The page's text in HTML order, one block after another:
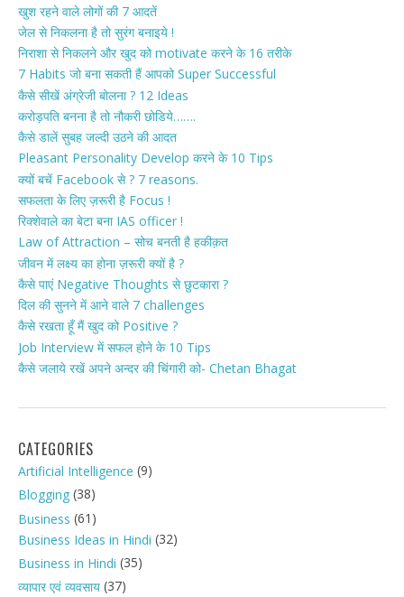
खुश रहने वाले लोगों की 7 आदतें
जेल से निकलना है तो सुरंग बनाइये !
निराशा से निकलने और खुद को motivate करने के 16 तरीके
7 Habits जो बना सकती हैं आपको Super Successful
कैसे सीखें अंग्रेजी बोलना ? 12 Ideas
करोड़पति बनना है तो नौकरी छोडिये…….
कैसे डालें सुबह जल्दी उठने की आदत
Pleasant Personality Develop करने के 10 Tips
क्यों बचें Facebook से ? 7 reasons.
सफलता के लिए ज़रूरी है Focus !
रिक्शेवाले का बेटा बना IAS officer !
Law of Attraction – सोच बनती है हकीक़त
जीवन में लक्ष्य का होना ज़रूरी क्यों है ?
कैसे पाएं Negative Thoughts से छुटकारा ?
दिल की सुनने में आने वाले 7 challenges
कैसे रखता हूँ मैं खुद को Positive ?
Job Interview में सफल होने के 10 Tips
कैसे जलाये रखें अपने अन्दर की चिंगारी को- Chetan Bhagat
CATEGORIES
Artificial Intelligence (9)
Blogging (38)
Business (61)
Business Ideas in Hindi (32)
Business in Hindi (35)
व्यापार एवं व्यवसाय (37)